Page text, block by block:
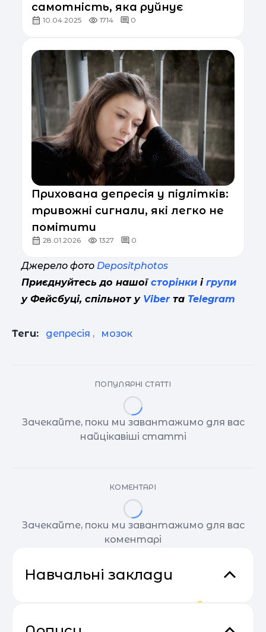
самотність, яка руйнує
10.04.2025 1714 0
Прихована депресія у підлітків:
тривожні сигнали, які легко не
помітити
28.01.2026 1327 0
Джерело фото Depositphotos
Приєднуйтесь до нашої сторінки і групи
у Фейсбуці, спільнот у Viberта Telegram
Теги: депресія , мозок
ПОПУЛЯРНІ СТАТТІ
Зачекайте, поки ми завантажимо для вас
найцікавіші статті
КОМЕНТАРІ
Зачекайте, поки ми завантажимо для вас
коментарі
Навчальні заклади